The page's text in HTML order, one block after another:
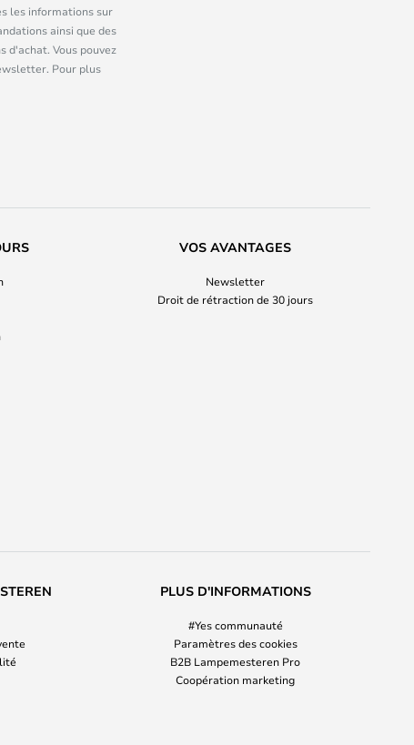
les informations sur
ainsi que des
d'achat. Vous pouvez
Pour plus
VOS AVANTAGES
Newsletter
Droit de rétraction de 30 jours
PLUS D'INFORMATIONS
#Yes communauté
Paramètres des cookies
B2B Lampemesteren Pro
Coopération marketing